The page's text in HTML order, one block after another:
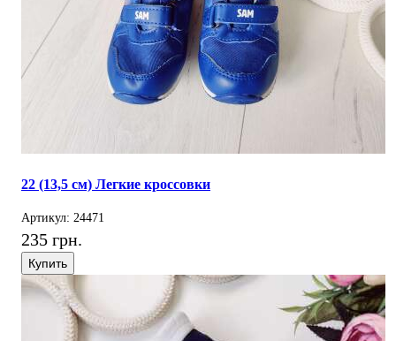
22 (13,5 см) Легкие кроссовки
Артикул: 24471
235 грн.
Купить